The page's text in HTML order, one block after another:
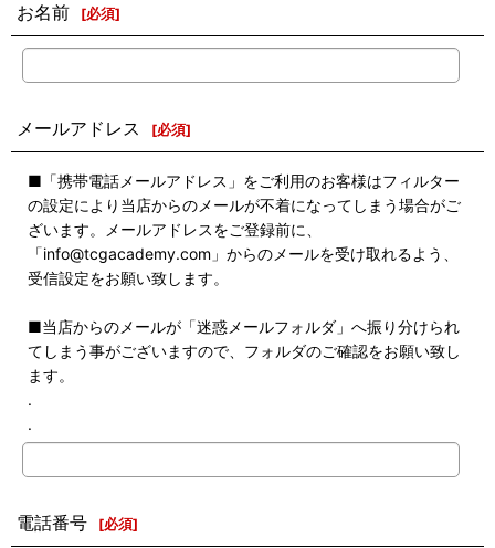
お名前 [必須]
メールアドレス [必須]
■「携帯電話メールアドレス」をご利用のお客様はフィルター
の設定により当店からのメールが不着になってしまう場合がご
ざいます。メールアドレスをご登録前に、
「info@tcgacademy.com」からのメールを受け取れるよう、
受信設定をお願い致します。
■当店からのメールが「迷惑メールフォルダ」へ振り分けられ
てしまう事がございますので、フォルダのご確認をお願い致し
ます。
.
.
電話番号 [必須]